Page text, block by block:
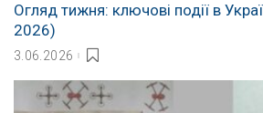
Огляд тижня: ключові події в
2026)
3.06.2026